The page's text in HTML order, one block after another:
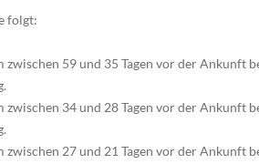
folgt:
59 und 35 Tagen vor der Ankunft
34 und 28 Tagen vor der Ankunft
27 und 21 Tagen vor der Ankunft